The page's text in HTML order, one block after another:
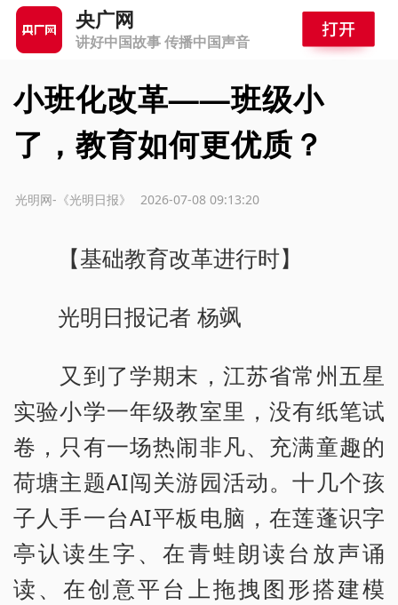
央广网
讲好中国故事 传播中国声音
小班化改革——班级小
了，教育如何更优质？
2026-07-08 09:13:20
光明网-《光明日报》
【基础教育改革进行时】
光明日报记者 杨飒
又到了学期末，江苏省常州五星
实验小学一年级教室里，没有纸笔试
卷，只有一场热闹非凡、充满童趣的
荷塘主题AI闯关游园活动。十几个孩
子人手一台AI平板电脑，在莲蓬识字
亭认读生字、在青蛙朗读台放声诵
读、在创意平台上拖拽图形搭建模